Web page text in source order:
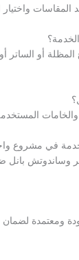
المقاسات
أو الساتر
في مشروع
وساندوتش
ومعتمدة لضمان